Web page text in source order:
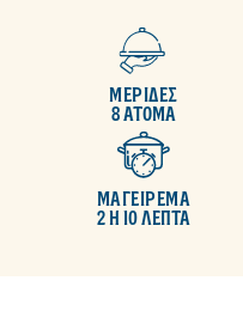
8 ΑΤΟΜΑ
ΜΕΡΙΔΕΣ
2 H 10 ΛΕΠΤΑ
ΜΑΓΕΙΡΕΜΑ